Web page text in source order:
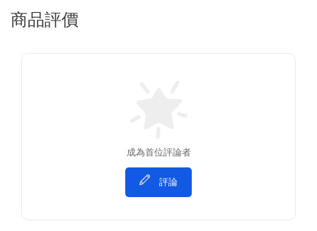
商品評價
成為首位評論者
評論